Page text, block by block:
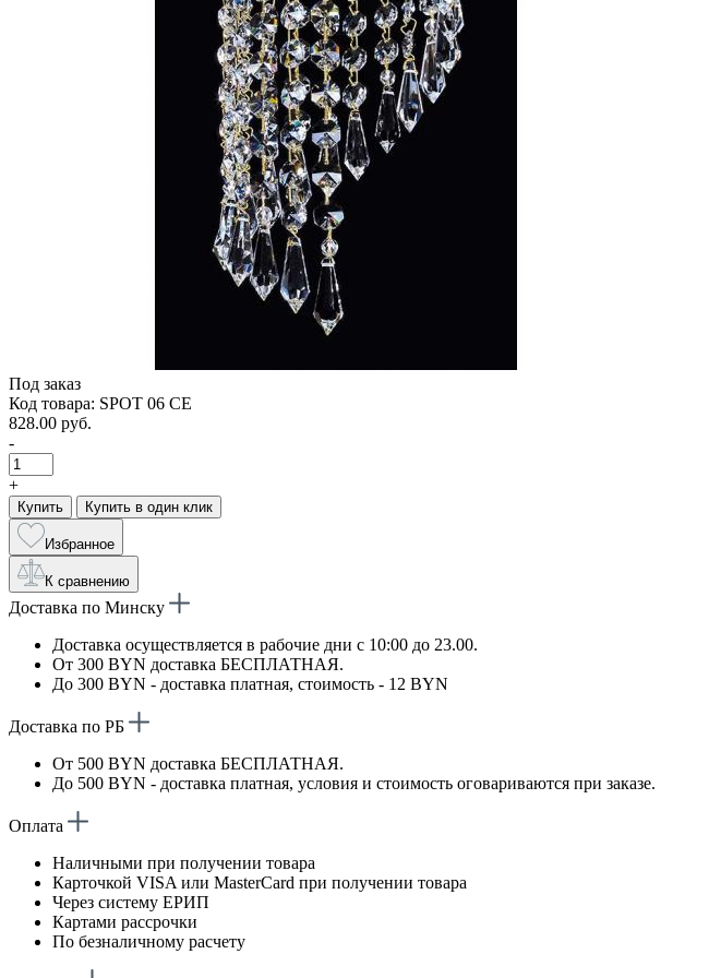
Под заказ
Код товара: SPOT 06 CE
828.00 руб.
-
+
Купить Купить в один клик
Избранное
К сравнению
Доставка по Минску
Доставка осуществляется в рабочие дни с 10:00 до 23.00.
От 300 BYN доставка БЕСПЛАТНАЯ.
До 300 BYN - доставка платная, стоимость - 12 BYN
Доставка по РБ
От 500 BYN доставка БЕСПЛАТНАЯ.
До 500 BYN - доставка платная, условия и стоимость оговариваются при заказе.
Оплата
Наличными при получении товара
Карточкой VISA или MasterCard при получении товара
Через систему ЕРИП
Картами рассрочки
По безналичному расчету